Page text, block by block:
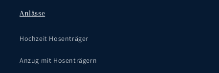
Anlässe
Hochzeit Hosenträger
Anzug mit Hosenträgern